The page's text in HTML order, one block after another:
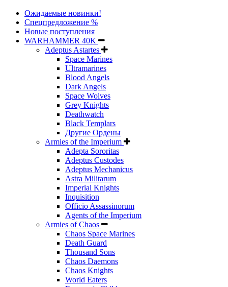
Ожидаемые новинки!
Спецпредложение %
Новые поступления
WARHAMMER 40K
Adeptus Astartes
Space Marines
Ultramarines
Blood Angels
Dark Angels
Space Wolves
Grey Knights
Deathwatch
Black Templars
Другие Ордены
Armies of the Imperium
Adepta Sororitas
Adeptus Custodes
Adeptus Mechanicus
Astra Militarum
Imperial Knights
Inquisition
Officio Assassinorum
Agents of the Imperium
Armies of Chaos
Chaos Space Marines
Death Guard
Thousand Sons
Chaos Daemons
Chaos Knights
World Eaters